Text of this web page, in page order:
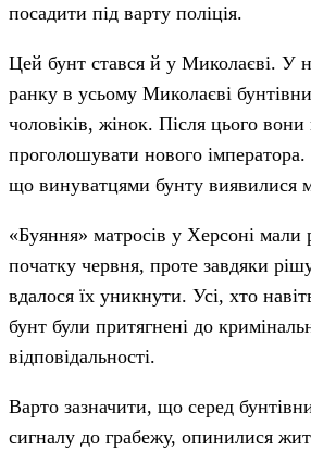
посадити під варту поліція.
Цей бунт стався й у Миколаєві. У
ранку в усьому Миколаєві
чоловіків, жінок. Після цього
проголошувати нового
що винуватцями бунту виявилися
«Буяння» матросів у Херсоні мали
початку червня, проте завдяки
вдалося їх уникнути. Усі, хто
бунт були притягнені до
відповідальності.
Варто зазначити, що серед
сигналу до грабежу, опинилися